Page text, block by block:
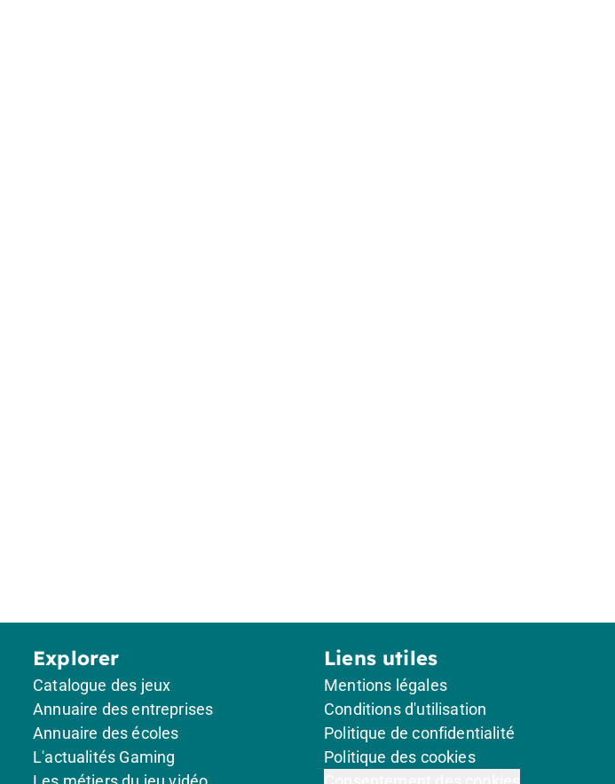
Explorer
Catalogue des jeux
Annuaire des entreprises
Annuaire des écoles
L'actualités Gaming
Liens utiles
Mentions légales
Conditions d'utilisation
Politique de confidentialité
Politique des cookies